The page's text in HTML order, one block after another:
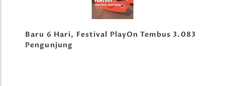
Baru 6 Hari, Festival PlayOn Tembus 3.083
Pengunjung